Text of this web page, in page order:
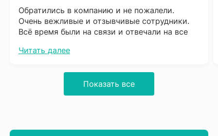
Обратились в компанию и не пожалели.
Очень вежливые и отзывчивые сотрудники.
Всё время были на связи и отвечали на все
терпения, процесс довольно не быстрый, но
советовать соседям.
Читать далее
Показать все